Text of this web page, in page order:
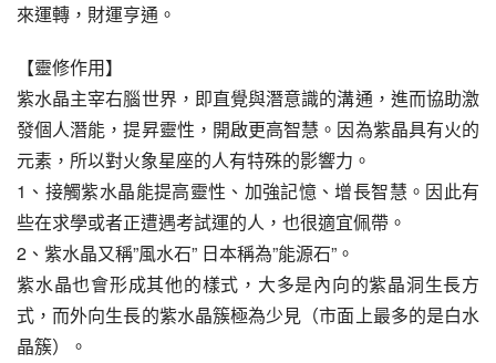
來運轉，財運亨通。
【靈修作用】
紫水晶主宰右腦世界，即直覺與潛意識的溝通，進而協助激
發個人潛能，提昇靈性，開啟更高智慧。因為紫晶具有火的
元素，所以對火象星座的人有特殊的影響力。
1、接觸紫水晶能提高靈性、加強記憶、增長智慧。因此有
些在求學或者正遭遇考試運的人，也很適宜佩帶。
2、紫水晶又稱”風水石” 日本稱為”能源石”。
紫水晶也會形成其他的樣式，大多是內向的紫晶洞生長方
式，而外向生長的紫水晶簇極為少見（市面上最多的是白水
晶簇）。